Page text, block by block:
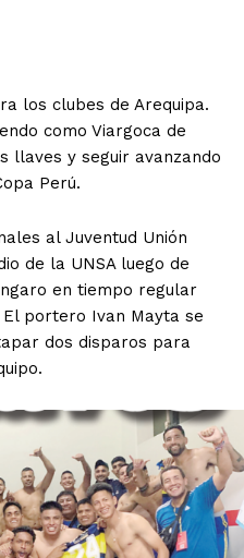
los clubes de Arequipa.
como Viargoca de
llaves y seguir avanzando
Perú.
al Juventud Unión
de la UNSA luego de
en tiempo regular
El portero Ivan Mayta se
dos disparos para